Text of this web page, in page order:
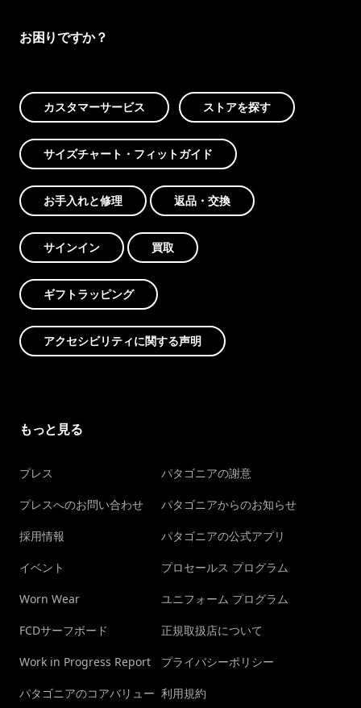
お困りですか？
カスタマーサービス ストアを探す
サイズチャート・フィットガイド
お手入れと修理 返品・交換
サインイン 買取
ギフトラッピング
アクセシビリティに関する声明
もっと見る
プレス
プレスへのお問い合わせ
採用情報
イベント
Worn Wear
FCDサーフボード
Work in Progress Report
パタゴニアのコアバリュー
パタゴニアの謝意
パタゴニアからのお知らせ
パタゴニアの公式アプリ
プロセールス プログラム
ユニフォーム プログラム
正規取扱店について
プライバシーポリシー
利用規約